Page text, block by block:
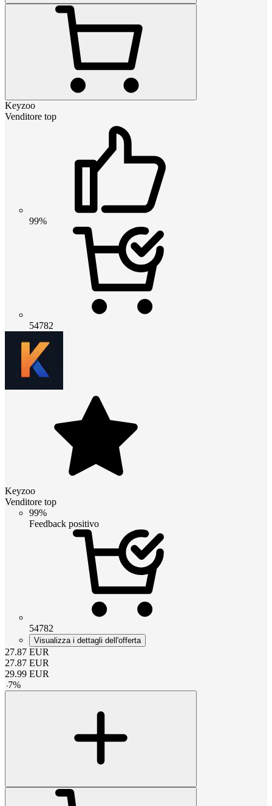
Keyzoo
Venditore top
99%
54782
Keyzoo
Venditore top
99%
Feedback positivo
54782
Visualizza i dettagli dell'offerta
27.87 EUR
27.87 EUR
29.99 EUR
-7%